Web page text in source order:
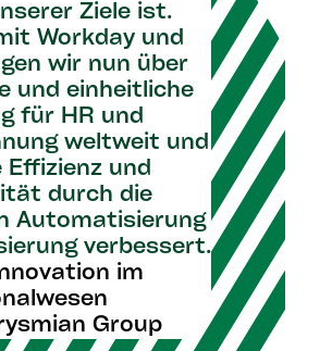
Ziele ist.
Workday und
wir nun über
und einheitliche
für HR und
weltweit und
Effizienz und
durch die
Automatisierung
verbessert.
im
Group